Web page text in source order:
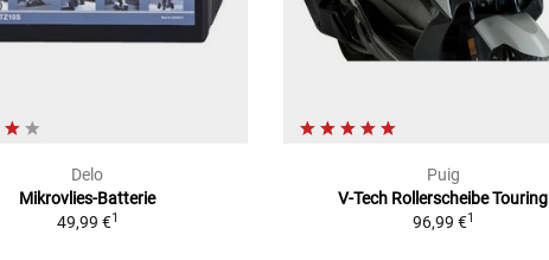
Delo
Mikrovlies-Batterie
49,99 €1
Puig
V-Tech Rollerscheibe Touring
96,99 €1